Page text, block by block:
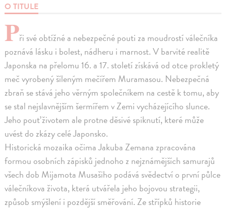
O TITULE
Při své obtížné a nebezpečné pouti za moudrostí válečníka
poznává lásku i bolest, nádheru i marnost. V barvité realitě
Japonska na přelomu 16. a 17. století získává od otce prokletý
meč vyrobený šíleným mečířem Muramasou. Nebezpečná
zbraň se stává jeho věrným společníkem na cestě k tomu, aby
se stal nejslavnějším šermířem v Zemi vycházejícího slunce.
Jeho pouť životem ale protne děsivé spiknutí, které může
uvést do zkázy celé Japonsko.
Historická mozaika očima Jakuba Zemana zpracována
formou osobních zápisků jednoho z nejznámějších samurajů
všech dob Mijamota Musašiho podává svědectví o první půlce
válečníkova života, která utvářela jeho bojovou strategii,
způsob smýšlení i pozdější směřování. Ze střípků historie